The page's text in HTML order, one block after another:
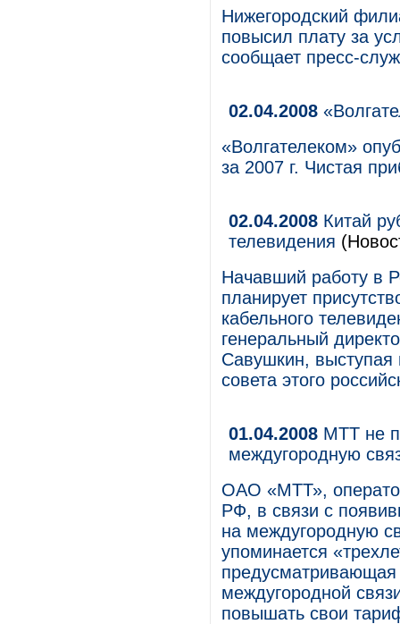
Нижегородский
повысил плату за
сообщает пресс-
02.04.2008
«Волгателеком»
за 2007 г. Чистая
02.04.2008 Китай
телевидения
Начавший работу в
планирует
кабельного
генеральный
Савушкин, выступая
совета этого
01.04.2008 МТТ не
междугородную
ОАО «МТТ»,
РФ, в связи с
на междугородную
упоминается
предусматривающая
междугородной
повышать свои